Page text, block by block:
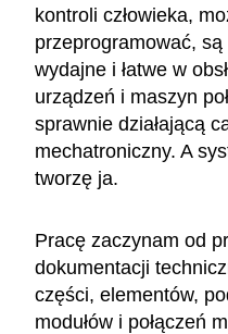
kontroli człowieka,
przeprogramować,
wydajne i łatwe w
urządzeń i maszyn
sprawnie działającą
mechatroniczny. A
tworzę ja.
Pracę zaczynam od
dokumentacji
części, elementów,
modułów i połączeń